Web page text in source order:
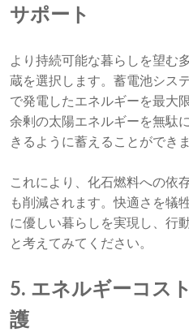
サポート
より持続可能な暮らしを望む
蔵を選択します。蓄電池シス
で発電したエネルギーを最大
余剰の太陽エネルギーを無駄
きるように蓄えることができま
これにより、化石燃料への依
も削減されます。快適さを犠
に優しい暮らしを実現し、行
と考えてみてください。
5. エネルギーコス
護